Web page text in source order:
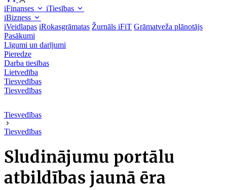
iFinanses
iTiesības
iBizness
iVeidlapas iRokasgrāmatas Žurnāls iFiT Grāmatveža plānotājs
Pasākumi
Līgumi un darījumi
Pieredze
Darba tiesības
Lietvedība
Tiesvedības
Tiesvedības
Tiesvedības
Tiesvedības
Sludinājumu portālu
atbildības jaunā ēra